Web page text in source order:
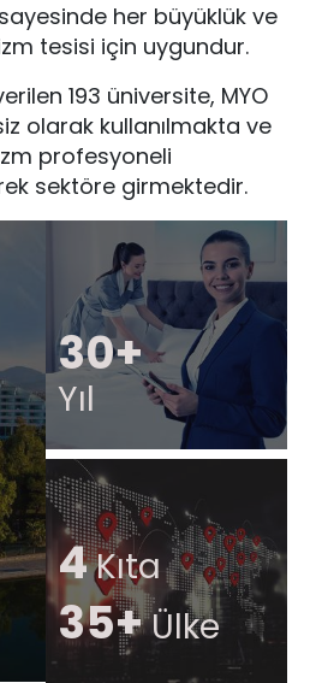
her büyüklük ve
tesisi için uygundur.
193 üniversite, MYO
olarak kullanılmakta ve
profesyoneli
sektöre girmektedir.
30+
Yıl
4Kıta
35+Ülke